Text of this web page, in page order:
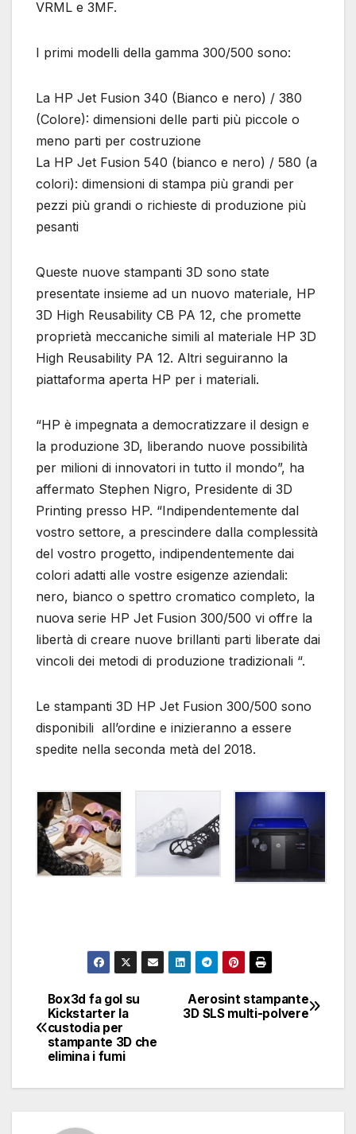
VRML e 3MF.
I primi modelli della gamma 300/500 sono:
La HP Jet Fusion 340 (Bianco e nero) / 380
(Colore): dimensioni delle parti più piccole o
meno parti per costruzione
La HP Jet Fusion 540 (bianco e nero) / 580 (a
colori): dimensioni di stampa più grandi per
pezzi più grandi o richieste di produzione più
pesanti
Queste nuove stampanti 3D sono state
presentate insieme ad un nuovo materiale, HP
3D High Reusability CB PA 12, che promette
proprietà meccaniche simili al materiale HP 3D
High Reusability PA 12. Altri seguiranno la
piattaforma aperta HP per i materiali.
“HP è impegnata a democratizzare il design e
la produzione 3D, liberando nuove possibilità
per milioni di innovatori in tutto il mondo”, ha
affermato Stephen Nigro, Presidente di 3D
Printing presso HP. “Indipendentemente dal
vostro settore, a prescindere dalla complessità
del vostro progetto, indipendentemente dai
colori adatti alle vostre esigenze aziendali:
nero, bianco o spettro cromatico completo, la
nuova serie HP Jet Fusion 300/500 vi offre la
libertà di creare nuove brillanti parti liberate dai
vincoli dei metodi di produzione tradizionali “.
Le stampanti 3D HP Jet Fusion 300/500 sono
disponibili all’ordine e inizieranno a essere
spedite nella seconda metà del 2018.
Navigazione
articoli
Aerosint stampante
3D SLS multi-polvere
Box3d fa gol su
Kickstarter la
custodia per
stampante 3D che
elimina i fumi